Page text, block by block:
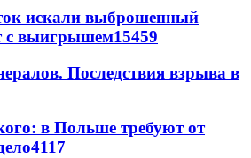
искали выброшенный
с выигрышем15459
Последствия взрыва в
в Польше требуют от
4117